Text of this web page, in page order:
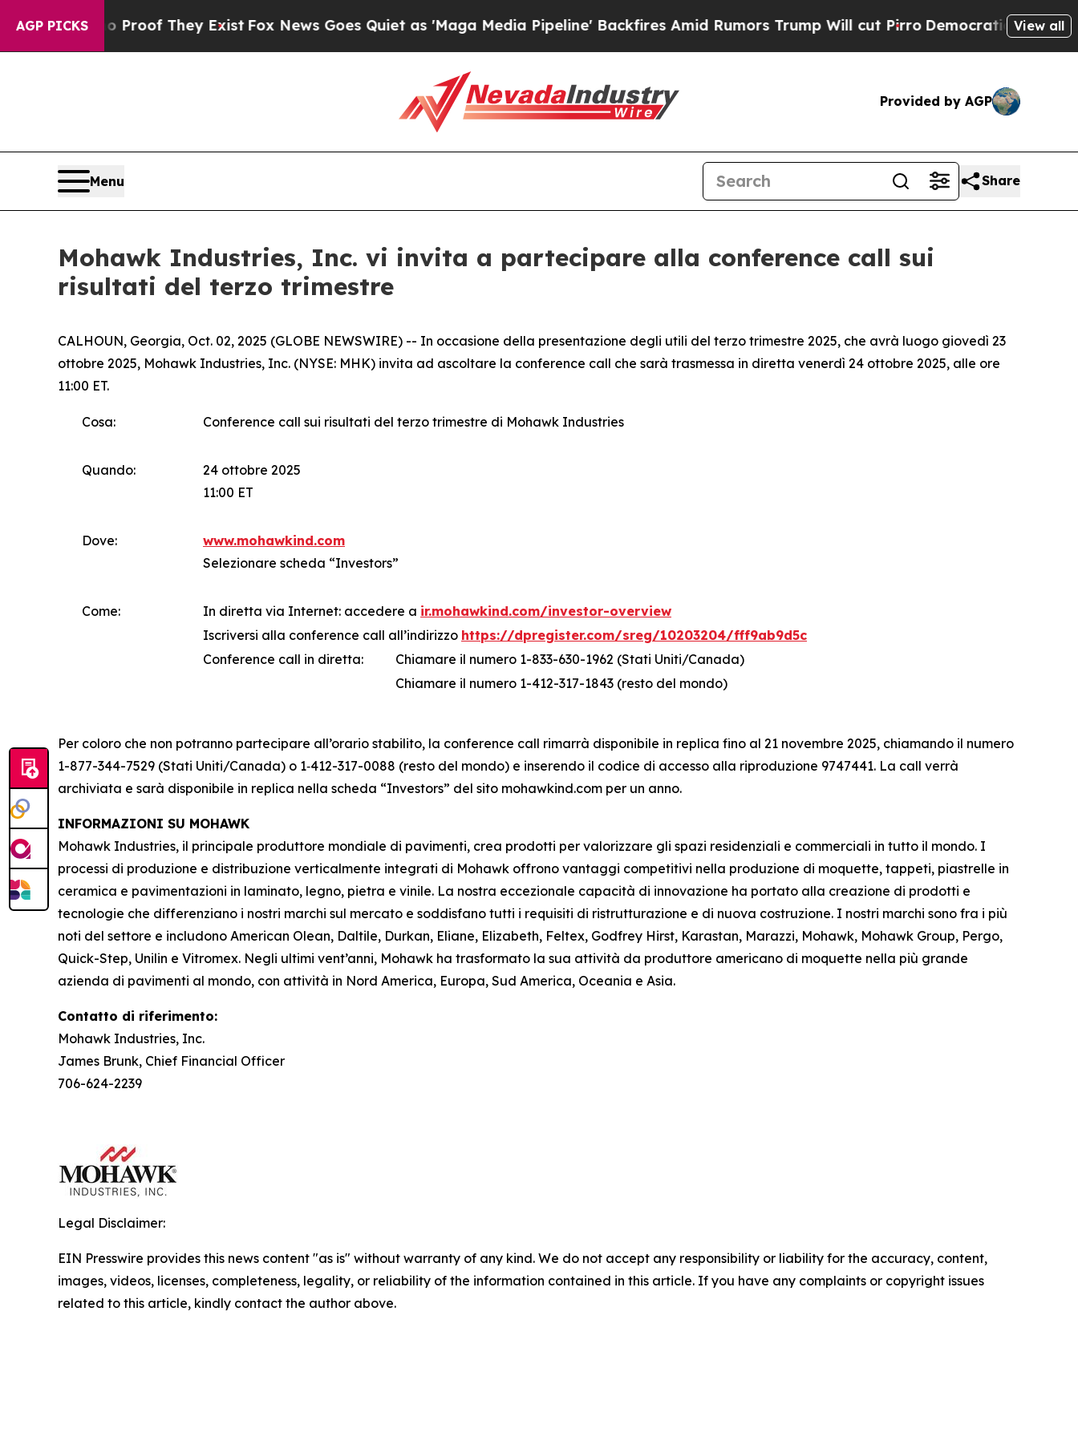
AGP PICKSno Proof They ExistFox News Goes Quiet as 'Maga Media Pipeline' Backfires Amid Rumors Trump Will cut PirroDemocratic Socialists of
View all
Provided by AGP
Menu Share
Mohawk Industries, Inc. vi invita a partecipare alla conference call sui
risultati del terzo trimestre
CALHOUN, Georgia, Oct. 02, 2025 (GLOBE NEWSWIRE) -- In occasione della presentazione degli utili del terzo trimestre 2025, che avrà luogo giovedì 23
ottobre 2025, Mohawk Industries, Inc. (NYSE: MHK) invita ad ascoltare la conference call che sarà trasmessa in diretta venerdì 24 ottobre 2025, alle ore
11:00 ET.
Cosa: Conference call sui risultati del terzo trimestre di Mohawk Industries
Quando:
24 ottobre 2025
11:00 ET
Dove:
www.mohawkind.com
Selezionare scheda “Investors”
Come: In diretta via Internet: accedere a ir.mohawkind.com/investor-overview
Iscriversi alla conference call all’indirizzo https://dpregister.com/sreg/10203204/fff9ab9d5c
Conference call in diretta:
Chiamare il numero 1-833-630-1962 (Stati Uniti/Canada)
Chiamare il numero 1-412-317-1843 (resto del mondo)
Per coloro che non potranno partecipare all’orario stabilito, la conference call rimarrà disponibile in replica fino al 21 novembre 2025, chiamando il numero
1-877-344-7529 (Stati Uniti/Canada) o 1‑412-317-0088 (resto del mondo) e inserendo il codice di accesso alla riproduzione 9747441. La call verrà
archiviata e sarà disponibile in replica nella scheda “Investors” del sito mohawkind.com per un anno.
INFORMAZIONI SU MOHAWK
Mohawk Industries, il principale produttore mondiale di pavimenti, crea prodotti per valorizzare gli spazi residenziali e commerciali in tutto il mondo. I
processi di produzione e distribuzione verticalmente integrati di Mohawk offrono vantaggi competitivi nella produzione di moquette, tappeti, piastrelle in
ceramica e pavimentazioni in laminato, legno, pietra e vinile. La nostra eccezionale capacità di innovazione ha portato alla creazione di prodotti e
tecnologie che differenziano i nostri marchi sul mercato e soddisfano tutti i requisiti di ristrutturazione e di nuova costruzione. I nostri marchi sono fra i più
noti del settore e includono American Olean, Daltile, Durkan, Eliane, Elizabeth, Feltex, Godfrey Hirst, Karastan, Marazzi, Mohawk, Mohawk Group, Pergo,
Quick-Step, Unilin e Vitromex. Negli ultimi vent’anni, Mohawk ha trasformato la sua attività da produttore americano di moquette nella più grande
azienda di pavimenti al mondo, con attività in Nord America, Europa, Sud America, Oceania e Asia.
Contatto di riferimento:
Mohawk Industries, Inc.
James Brunk, Chief Financial Officer
706-624-2239
Legal Disclaimer:
EIN Presswire provides this news content "as is" without warranty of any kind. We do not accept any responsibility or liability for the accuracy, content,
images, videos, licenses, completeness, legality, or reliability of the information contained in this article. If you have any complaints or copyright issues
related to this article, kindly contact the author above.